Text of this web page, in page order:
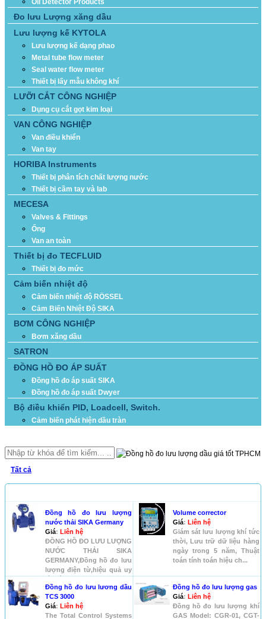
Oil Detector Products
Đo lưu Lượng xăng dầu
Lưu lượng kế KYTOLA
Lưu lượng kế dạng phao
Metal tube flow meter
Seal water flow meter
Thiết bị lấy mẫu không khí
LƯỠI CẮT CÔNG NGHIỆP
Dụng cụ cắt gọt kim loại
VAN CÔNG NGHIỆP
Van điều khiển
Van tay
HORIBA Instruments
Thiết bị phân tích chất lượng nước
Thiết bị cầm tay và lab
MECESA
Valves & Fittings
Ống
Van an toàn
Thiết bị đo TECFLUID
Thiết bị đo mức
Cảm biến nhiệt độ
Cảm biến nhiệt độ RÖSSEL
Cảm Biến Nhiệt Độ SIKA
BƠM CÔNG NGHIỆP
Bơm xăng dầu
SATRON
ĐỒNG HỒ ĐO ÁP SUẤT
Đồng hồ đo áp suất SIKA
Đồng hồ đo áp suất Dwyer
Bộ điều khiển PID, Loadcell, Switch.
Cảm biến phát hiện dầu tràn
Tất cả
Đồng hồ đo lưu lượng
nước thải SIKA Germany
Giá: Liên hệ
ĐỒNG HỒ ĐO LƯU LƯỢNG
NƯỚC THẢI SIKA
GERMANY,Đồng hồ đo lưu
lượng điện từ,hiệu quả uy
tín hàng đầu hi...
Volume corrector
Giá: Liên hệ
Giám sát lưu lượng khí tức
thời, Lưu trữ dữ liệu hàng
ngày trong 5 năm, Thuật
toán tính toán hiệu ch...
Đồng hồ đo lưu lương dầu
TCS 3000
Giá: Liên hệ
The Total Control Systems
Đồng hồ đo lưu lượng gas
Giá: Liên hệ
Đồng hồ đo lưu lượng khí
GAS Model: CGR-01, CGT-